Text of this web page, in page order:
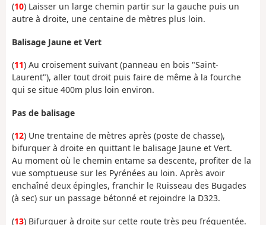
(10) Laisser un large chemin partir sur la gauche puis un
autre à droite, une centaine de mètres plus loin.
Balisage Jaune et Vert
(11) Au croisement suivant (panneau en bois "Saint-
Laurent"), aller tout droit puis faire de même à la fourche
qui se situe 400m plus loin environ.
Pas de balisage
(12) Une trentaine de mètres après (poste de chasse),
bifurquer à droite en quittant le balisage Jaune et Vert.
Au moment où le chemin entame sa descente, profiter de la
vue somptueuse sur les Pyrénées au loin. Après avoir
enchaîné deux épingles, franchir le Ruisseau des Bugades
(à sec) sur un passage bétonné et rejoindre la D323.
(13) Bifurquer à droite sur cette route très peu fréquentée.